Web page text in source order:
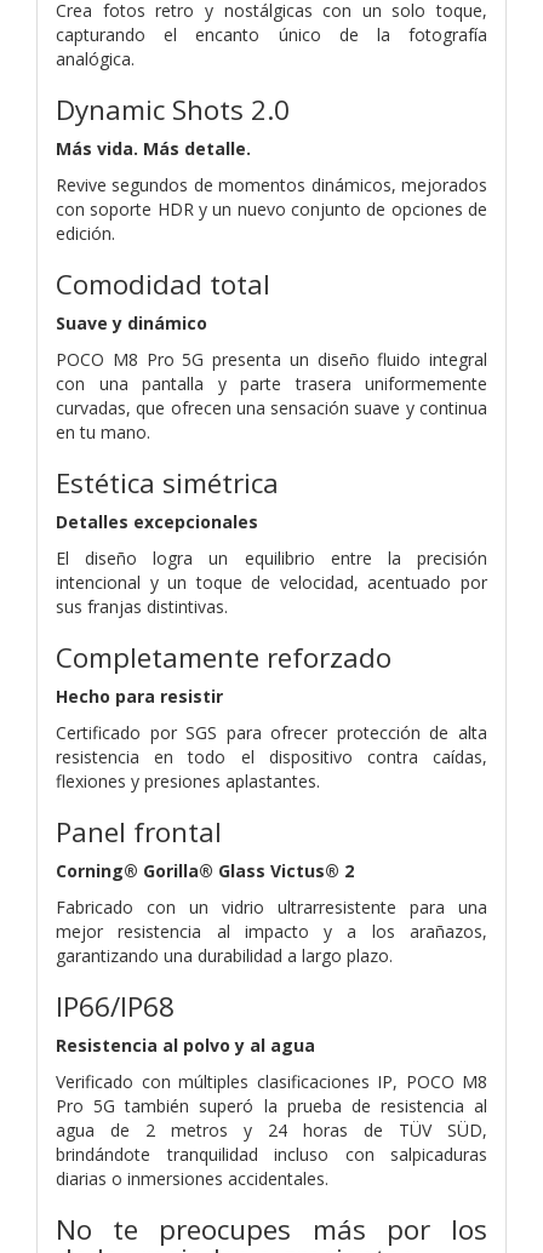
Crea fotos retro y nostálgicas con un solo toque,
capturando el encanto único de la fotografía
analógica.
Dynamic Shots 2.0
Más vida. Más detalle.
Revive segundos de momentos dinámicos, mejorados
con soporte HDR y un nuevo conjunto de opciones de
edición.
Comodidad total
Suave y dinámico
POCO M8 Pro 5G presenta un diseño fluido integral
con una pantalla y parte trasera uniformemente
curvadas, que ofrecen una sensación suave y continua
en tu mano.
Estética simétrica
Detalles excepcionales
El diseño logra un equilibrio entre la precisión
intencional y un toque de velocidad, acentuado por
sus franjas distintivas.
Completamente reforzado
Hecho para resistir
Certificado por SGS para ofrecer protección de alta
resistencia en todo el dispositivo contra caídas,
flexiones y presiones aplastantes.
Panel frontal
Corning® Gorilla® Glass Victus® 2
Fabricado con un vidrio ultrarresistente para una
mejor resistencia al impacto y a los arañazos,
garantizando una durabilidad a largo plazo.
IP66/IP68
Resistencia al polvo y al agua
Verificado con múltiples clasificaciones IP, POCO M8
Pro 5G también superó la prueba de resistencia al
agua de 2 metros y 24 horas de TÜV SÜD,
brindándote tranquilidad incluso con salpicaduras
diarias o inmersiones accidentales.
No te preocupes más por los